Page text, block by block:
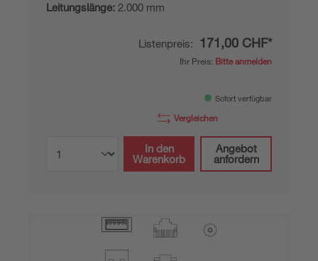
Leitungslänge: 2.000 mm
Listenpreis: 171,00 CHF*
Ihr Preis: Bitte anmelden
Sofort verfügbar
Vergleichen
In den
Warenkorb
Angebot
anfordern